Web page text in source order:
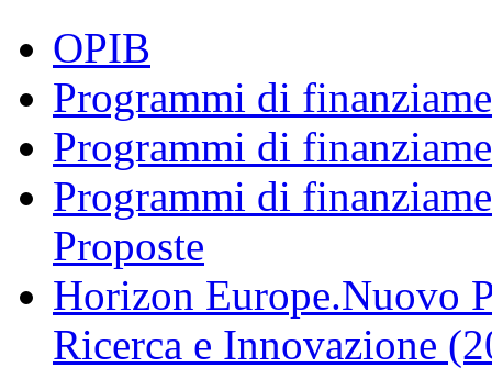
OPIB
Programmi di
Programmi di
Programmi di
Proposte
Horizon Europe.Nuovo
Ricerca e Innovazione